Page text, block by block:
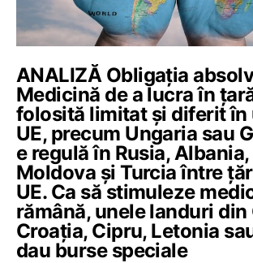
ANALIZĂ Obligația
Medicină de a lucra în
folosită limitat și diferit în
UE, precum Ungaria sau
e regulă în Rusia,
Moldova și Turcia între
UE. Ca să stimuleze
rămână, unele landuri din
Croația, Cipru, Letonia
dau burse speciale